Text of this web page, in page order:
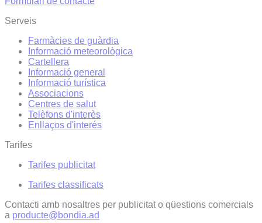
Serveis
Farmàcies de guàrdia
Informació meteorològica
Cartellera
Informació general
Informació turística
Associacions
Centres de salut
Telèfons d'interès
Enllaços d'interés
Tarifes
Tarifes publicitat
Tarifes classificats
Contacti amb nosaltres per publicitat o qüestions comercials
a producte@bondia.ad